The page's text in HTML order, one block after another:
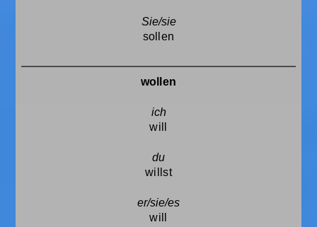
sollen
wollen
will
willst
will